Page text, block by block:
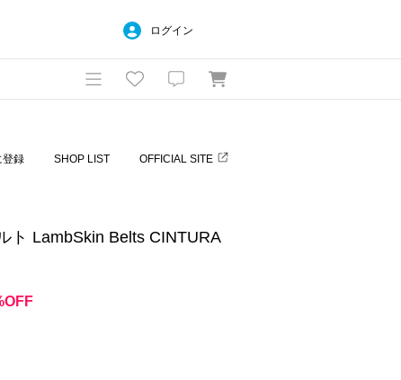
ログイン
登録 SHOP LIST OFFICIAL SITE
ト LambSkin Belts CINTURA